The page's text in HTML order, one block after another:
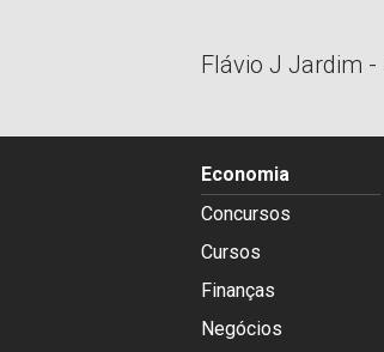
Flávio J Jardim -
Economia
Concursos
Cursos
Finanças
Negócios